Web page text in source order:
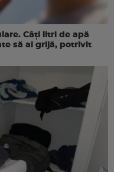
Câți litri de apă
să ai grijă, potrivit